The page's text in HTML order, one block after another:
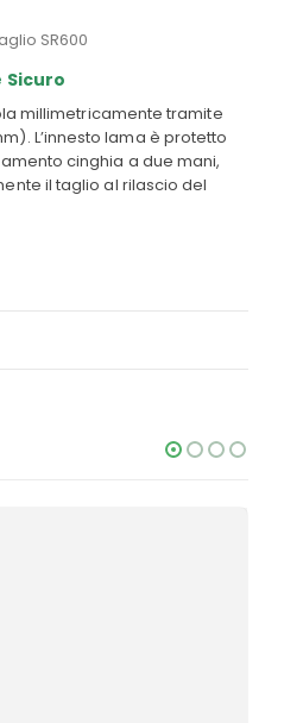
Sicuro
millimetricamente tramite
L’innesto lama è protetto
cinghia a due mani,
il taglio al rilascio del